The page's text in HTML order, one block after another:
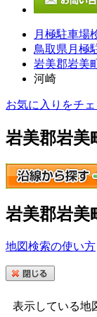
月極駐車場
鳥取県月極
岩美郡岩美
河崎
お気に入りをチェ
岩美郡岩美
岩美郡岩美
地図検索の使い方
表示している地